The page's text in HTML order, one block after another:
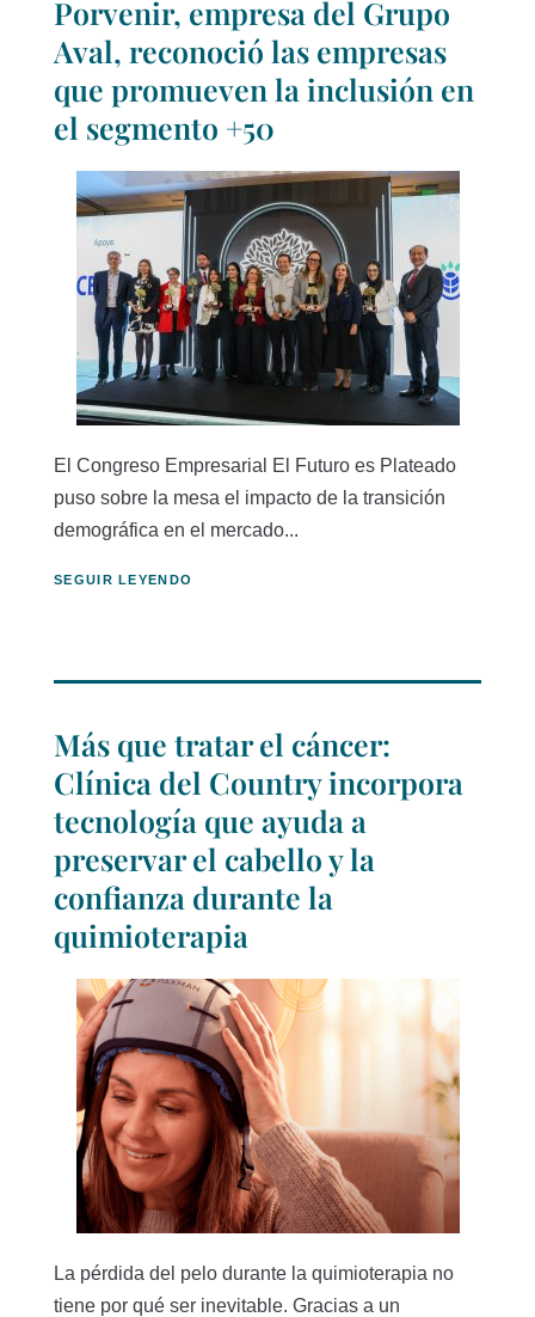
Porvenir, empresa del Grupo
Aval, reconoció las empresas
que promueven la inclusión en
el segmento +50
El Congreso Empresarial El Futuro es Plateado
puso sobre la mesa el impacto de la transición
demográfica en el mercado...
SEGUIR LEYENDO
Más que tratar el cáncer:
Clínica del Country incorpora
tecnología que ayuda a
preservar el cabello y la
confianza durante la
quimioterapia
La pérdida del pelo durante la quimioterapia no
tiene por qué ser inevitable. Gracias a un